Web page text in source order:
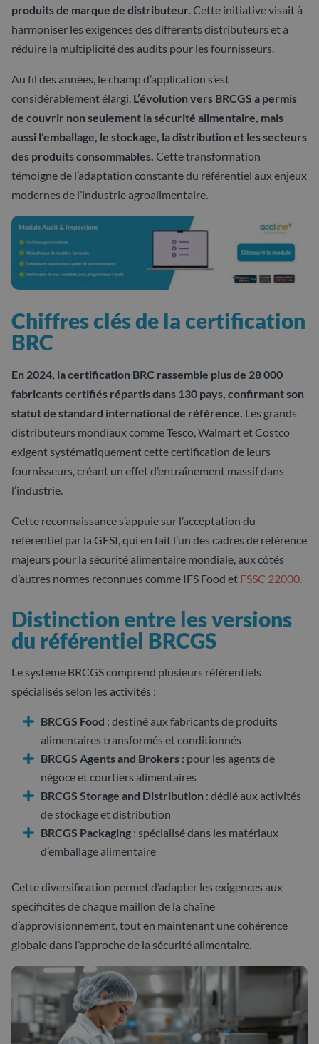
produits de marque de distributeur . Cette initiative visait à
harmoniser les exigences des différents distributeurs et à
réduire la multiplicité des audits pour les fournisseurs.
Au fil des années, le champ d’application s’est
considérablement élargi. L’évolution vers BRCGS a permis
de couvrir non seulement la sécurité alimentaire, mais
aussi l’emballage, le stockage, la distribution et les secteurs
des produits consommables. Cette transformation
témoigne de l’adaptation constante du référentiel aux enjeux
modernes de l’industrie agroalimentaire.
Chiffres clés de la certification
BRC
En 2024, la certification BRC rassemble plus de 28 000
fabricants certifiés répartis dans 130 pays, confirmant son
statut de standard international de référence. Les grands
distributeurs mondiaux comme Tesco, Walmart et Costco
exigent systématiquement cette certification de leurs
fournisseurs, créant un effet d’entraînement massif dans
l’industrie.
Cette reconnaissance s’appuie sur l’acceptation du
référentiel par la GFSI, qui en fait l’un des cadres de référence
majeurs pour la sécurité alimentaire mondiale, aux côtés
d’autres normes reconnues comme IFS Food et FSSC 22000.
Distinction entre les versions
du référentiel BRCGS
Le système BRCGS comprend plusieurs référentiels
spécialisés selon les activités :
BRCGS Food : destiné aux fabricants de produits
alimentaires transformés et conditionnés
BRCGS Agents and Brokers : pour les agents de
négoce et courtiers alimentaires
BRCGS Storage and Distribution : dédié aux activités
de stockage et distribution
BRCGS Packaging : spécialisé dans les matériaux
d’emballage alimentaire
Cette diversification permet d’adapter les exigences aux
spécificités de chaque maillon de la chaîne
d’approvisionnement, tout en maintenant une cohérence
globale dans l’approche de la sécurité alimentaire.